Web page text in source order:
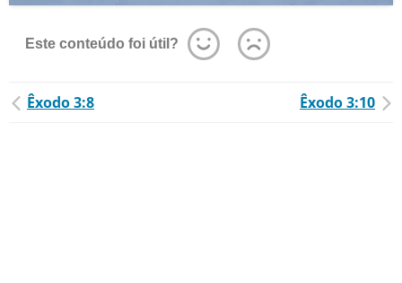
Este conteúdo foi útil?
Êxodo 3:8 Êxodo 3:10